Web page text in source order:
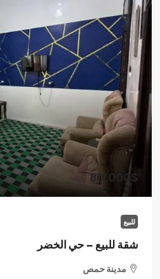
80,000$
للبيع
شقة للبيع – حي الخضر
مدينة حمص